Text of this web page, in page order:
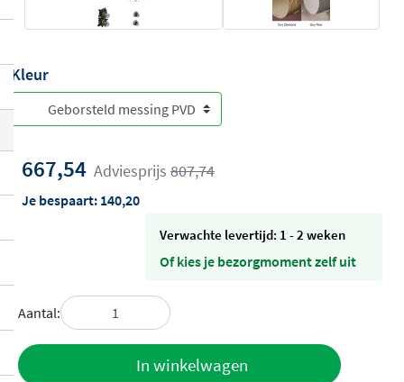
Kleur
667,54 Adviesprijs 807,74
Je bespaart: 140,20
Verwachte levertijd: 1 - 2 weken
Of kies je bezorgmoment zelf uit
Aantal:
In winkelwagen